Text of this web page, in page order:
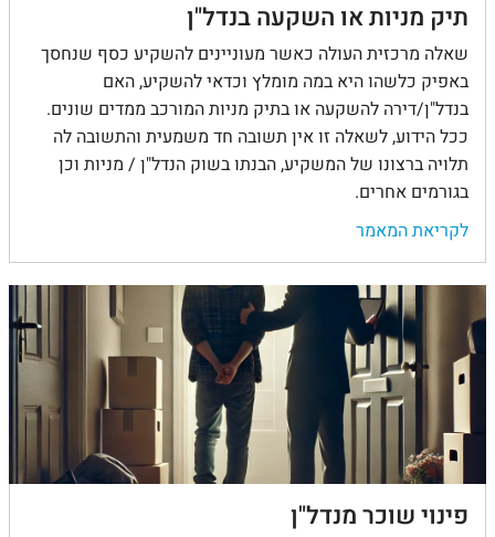
תיק מניות או השקעה בנדל"ן
שאלה מרכזית העולה כאשר מעוניינים להשקיע כסף שנחסך
באפיק כלשהו היא במה מומלץ וכדאי להשקיע, האם
בנדל"ן/דירה להשקעה או בתיק מניות המורכב ממדים שונים.
ככל הידוע, לשאלה זו אין תשובה חד משמעית והתשובה לה
תלויה ברצונו של המשקיע, הבנתו בשוק הנדל"ן / מניות וכן
בגורמים אחרים.
לקריאת המאמר
פינוי שוכר מנדל"ן